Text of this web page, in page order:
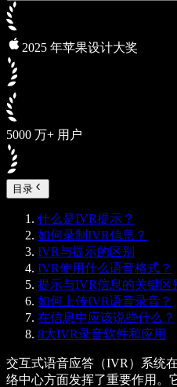
2025 年苹果设计大奖
5000 万+ 用户
目录
什么是IVR提示？
如何录制IVR信息？
IVR与提示的区别
IVR使用什么语音格式？
提示与IVR信息的关键区
如何上传IVR语音录音？
在信息中应该说些什么？
8大IVR录音软件和应用
交互式语音应答（IVR）系统
络中心方面发挥了重要作用。